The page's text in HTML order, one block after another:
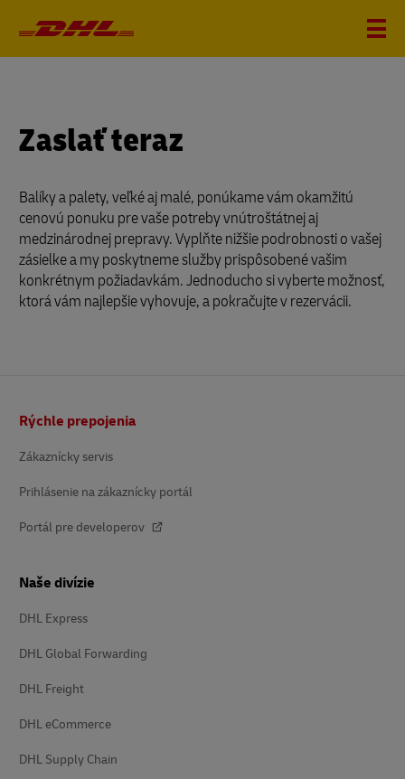
Zaslať teraz
Balíky a palety, veľké aj malé, ponúkame vám okamžitú
cenovú ponuku pre vaše potreby vnútroštátnej aj
medzinárodnej prepravy. Vyplňte nižšie podrobnosti o vašej
zásielke a my poskytneme služby prispôsobené vašim
konkrétnym požiadavkám. Jednoducho si vyberte možnosť,
ktorá vám najlepšie vyhovuje, a pokračujte v rezervácii.
Rýchle prepojenia
Zákaznícky servis
Prihlásenie na zákaznícky portál
Portál pre developerov
Naše divízie
DHL Express
DHL Global Forwarding
DHL Freight
DHL eCommerce
DHL Supply Chain